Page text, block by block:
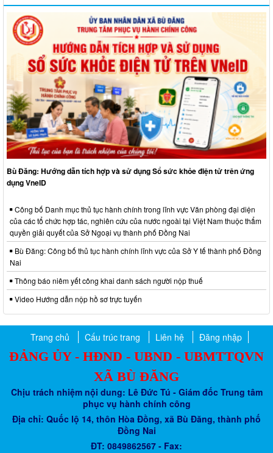
Bù Đăng: Hướng dẫn tích hợp và sử dụng Sổ sức khỏe điện tử trên ứng
dụng VneID
Công bố Danh mục thủ tục hành chính trong lĩnh vực Văn phòng đại diện
của các tổ chức hợp tác, nghiên cứu của nước ngoài tại Việt Nam thuộc thẩm
quyền giải quyết của Sở Ngoại vụ thành phố Đồng Nai
Bù Đăng: Công bố thủ tục hành chính lĩnh vực của Sở Y tế thành phố Đồng
Nai
Thông báo niêm yết công khai danh sách người nộp thuế
Video Hướng dẫn nộp hồ sơ trực tuyến
Trang chủ Cấu trúc trang Liên hệ Đăng nhập
ĐẢNG ỦY - HĐND - UBND - UBMTTQVN
XÃ BÙ ĐĂNG
Chịu trách nhiệm nội dung: Lê Đức Tú - Giám đốc Trung tâm
phục vụ hành chính công
Địa chỉ: Quốc lộ 14, thôn Hòa Đồng, xã Bù Đăng, thành phố
Đồng Nai
ĐT: 0849862567 - Fax: